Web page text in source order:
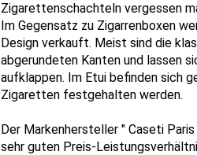
Zigarettenschachteln vergessen
Im Gegensatz zu Zigarrenboxen
Design verkauft. Meist sind die
abgerundeten Kanten und lassen
aufklappen. Im Etui befinden sich
Zigaretten festgehalten werden.
Der Markenhersteller " Caseti
sehr guten Preis-